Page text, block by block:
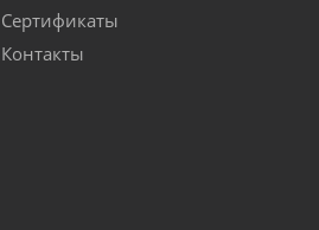
Сертификаты
Контакты